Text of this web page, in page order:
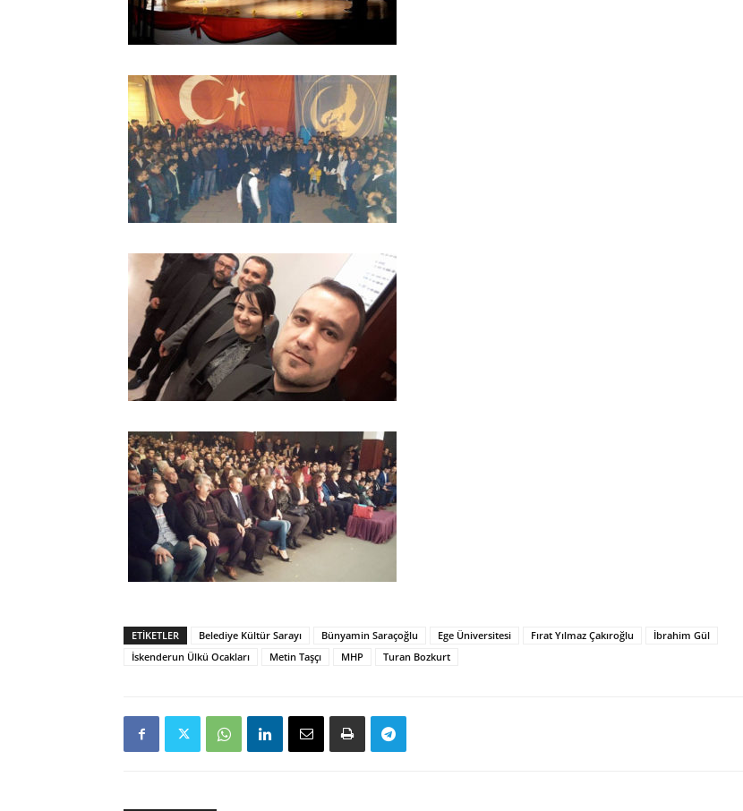
ETIKETLER Belediye Kültür Sarayı Bünyamin Saraçoğlu Ege Üniversitesi Fırat Yılmaz Çakıroğlu
İbrahim Gül
İskenderun Ülkü Ocakları
Metin Taşçı MHP Turan Bozkurt